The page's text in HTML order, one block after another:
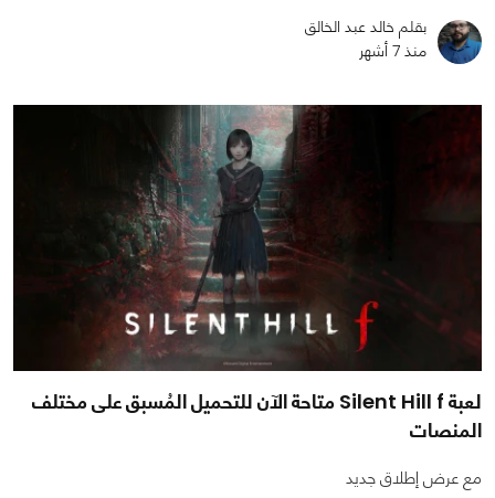
بقلم خالد عبد الخالق
منذ 7 أشهر
لعبة Silent Hill f متاحة الآن للتحميل المُسبق على مختلف
المنصات
مع عرض إطلاق جديد